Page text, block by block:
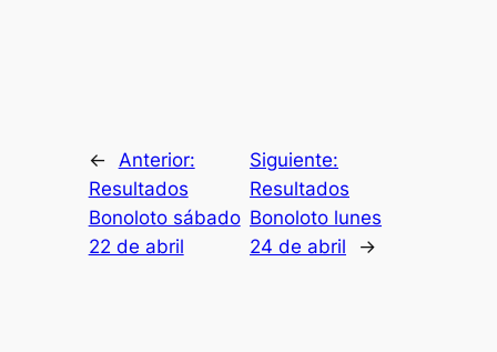
← Anterior:
Resultados
Bonoloto sábado
22 de abril
Siguiente:
Resultados
Bonoloto lunes
24 de abril
→